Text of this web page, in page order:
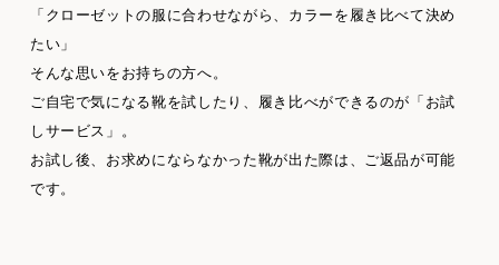
「クローゼットの服に合わせながら、カラーを履き比べて決め
たい」
そんな思いをお持ちの方へ。
ご自宅で気になる靴を試したり、履き比べができるのが「お試
しサービス」。
お試し後、お求めにならなかった靴が出た際は、ご返品が可能
です。